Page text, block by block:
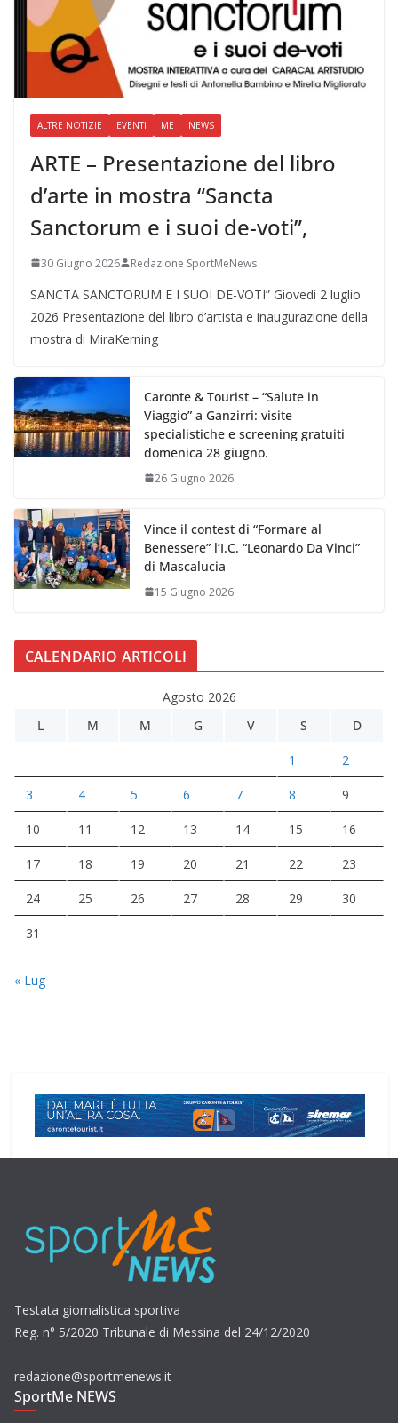
ALTRE NOTIZIE EVENTI ME NEWS
ARTE – Presentazione del libro
d’arte in mostra “Sancta
Sanctorum e i suoi de-voti”,
30 Giugno 2026 Redazione SportMeNews
SANCTA SANCTORUM E I SUOI DE-VOTI” Giovedì 2 luglio
2026 Presentazione del libro d’artista e inaugurazione della
mostra di MiraKerning
Caronte & Tourist – “Salute in
Viaggio” a Ganzirri: visite
specialistiche e screening gratuiti
domenica 28 giugno.
26 Giugno 2026
Vince il contest di “Formare al
Benessere” l’I.C. “Leonardo Da Vinci”
di Mascalucia
15 Giugno 2026
CALENDARIO ARTICOLI
Agosto 2026
L
M M G V S D
1 2
3 4 5 6 7 8 9
10 11 12 13 14 15 16
17 18 19 20 21 22 23
24 25 26 27 28 29 30
31
« Lug
Testata giornalistica sportiva
Reg. n° 5/2020 Tribunale di Messina del 24/12/2020
redazione@sportmenews.it
SportMe NEWS